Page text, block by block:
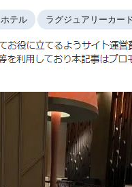
ホテル ラグジュアリーカー